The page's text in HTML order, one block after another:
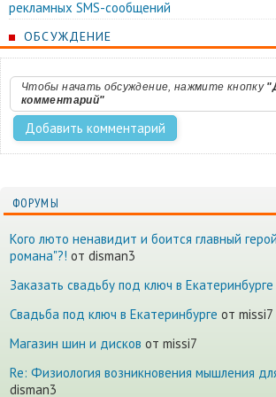
рекламных SMS-сообщений
ОБСУЖДЕНИЕ
Чтобы начать обсуждение, нажмите кнопку
комментарий"
ФОРУМЫ
Кого люто ненавидит и боится главный
романа"?! от disman3
Заказать свадьбу под ключ в Екатеринбурге
Cвадьба под ключ в Екатеринбурге от missi7
Магазин шин и дисков от missi7
Re: Физиология возникновения мышления
disman3